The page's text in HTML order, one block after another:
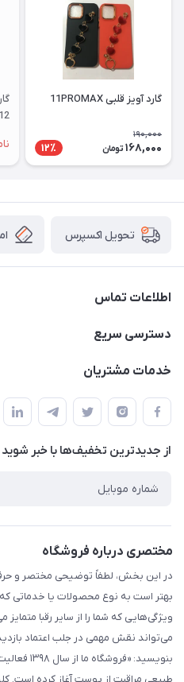
گارد آویز قلبی 11PROMAX
190,000
168,000 تومان 12٪
تحویل اکسپرس
اطلاعات تماس
09332394024-09120346631
دسترسی سریع
حساب کاربری
لیست محصولات
درباره ما
خدمات مشتریان
قوانین و مقررات
حریم خصوصی
راهنما
از جدید‌ترین تخفیف‌ها با‌ خبر شوید
مختصری درباره فروشگاه
در این بخش، لطفاً توضیحی مختصر و
بهتر است به نوع محصولات یا خدماتی که
ویژگی‌هایی که شما را از سایر رقبا متمایز
می‌تواند نقش مهمی در جلب اعتماد
بنویسید:
طبیعی مراقبت از پوست آغاز کرده است.